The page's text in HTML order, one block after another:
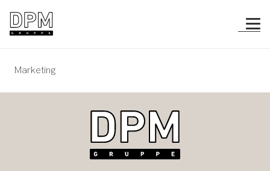
Marketing